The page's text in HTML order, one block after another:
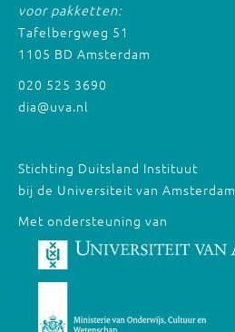
voor pakketten:
Tafelbergweg 51
1105 BD Amsterdam
020 525 3690
dia@uva.nl
Stichting Duitsland Instituut
bij de Universiteit van Amsterdam
Met ondersteuning van